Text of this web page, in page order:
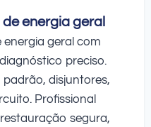
energia geral
energia geral com
preciso.
disjuntores,
Profissional
segura,